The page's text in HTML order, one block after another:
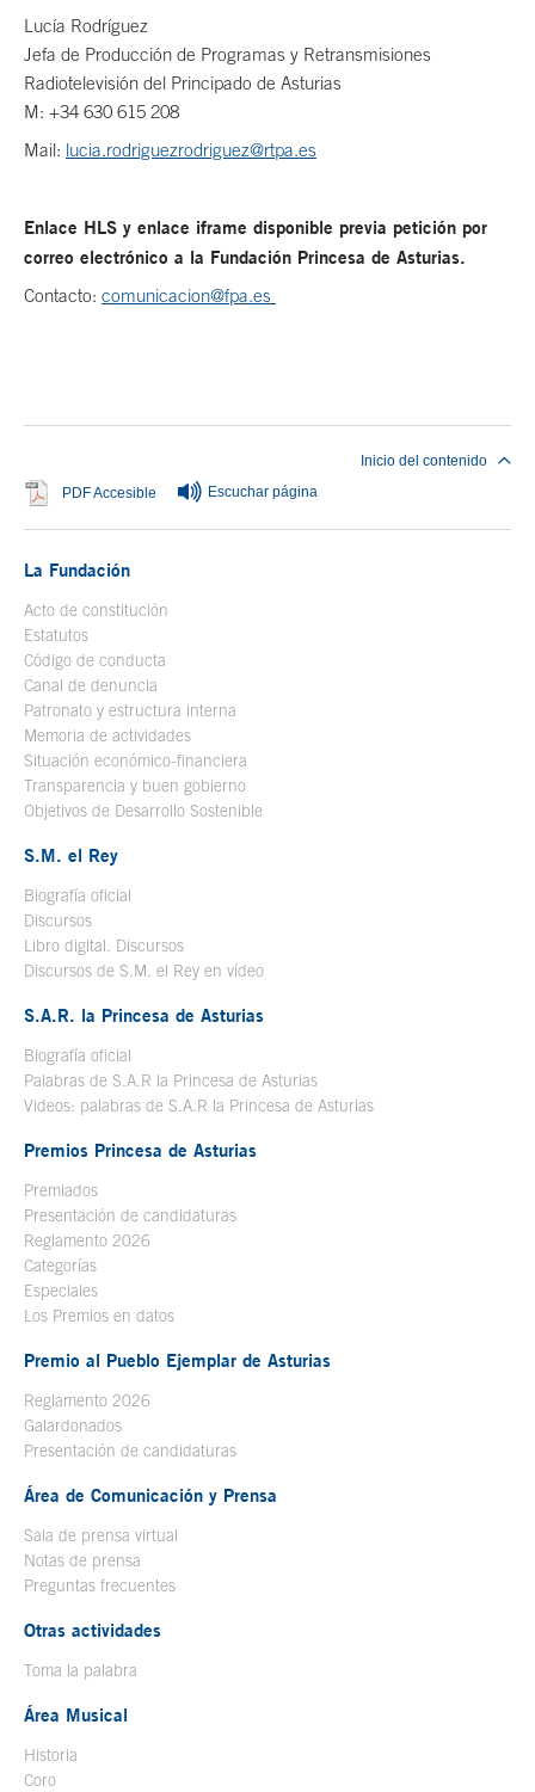
Lucía Rodríguez
Jefa de Producción de Programas y Retransmisiones
Radiotelevisión del Principado de Asturias
M: +34 630 615 208
Mail: lucia.rodriguezrodriguez@rtpa.es
Enlace HLS y enlace iframe disponible previa petición por
correo electrónico a la Fundación Princesa de Asturias.
Contacto: comunicacion@fpa.es
PDF Accesible Se abre en ventana nueva
Escuchar página
Inicio del contenido
La Fundación
Acto de constitución
Estatutos
Código de conducta
Canal de denuncia
Patronato y estructura interna
Memoria de actividades
Situación económico-financiera
Transparencia y buen gobierno
Objetivos de Desarrollo Sostenible
S.M. el Rey
Biografía oficial
Discursos
Libro digital. Discursos
Discursos de S.M. el Rey en vídeo
S.A.R. la Princesa de Asturias
Biografía oficial
Palabras de S.A.R la Princesa de Asturias
Videos: palabras de S.A.R la Princesa de Asturias
Premios Princesa de Asturias
Premiados
Presentación de candidaturas
Reglamento 2026
Categorías
Especiales
Los Premios en datos
Premio al Pueblo Ejemplar de Asturias
Reglamento 2026
Galardonados
Presentación de candidaturas
Área de Comunicación y Prensa
Sala de prensa virtual
Notas de prensa
Preguntas frecuentes
Otras actividades
Toma la palabra
Área Musical
Historia
Coro